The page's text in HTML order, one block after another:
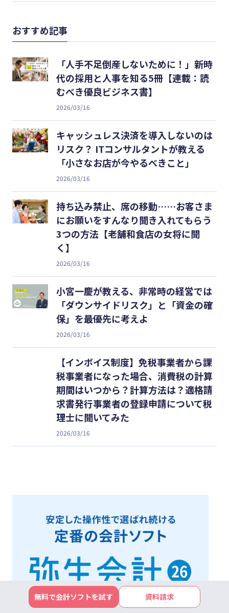
おすすめ記事
「人手不足倒産しないために！」新時
代の採用と人事を知る5冊【連載：読
むべき優良ビジネス書】
2026/03/16
キャッシュレス決済を導入しないのは
リスク？ ITコンサルタントが教える
「小さなお店が今やるべきこと」
2026/03/16
持ち込み禁止、席の移動……お客さま
にお願いをすんなり聞き入れてもらう
3つの方法【老舗和食店の女将に聞
く】
2026/03/16
小宮一慶が教える、非常時の経営では
「ダウンサイドリスク」と「資金の確
保」を最優先に考えよ
2026/03/16
【インボイス制度】免税事業者から課
税事業者になった場合、消費税の計算
期間はいつから？計算方法は？適格請
求書発行事業者の登録申請について税
理士に聞いてみた
2026/03/16
無料で会計ソフトを試す 資料請求